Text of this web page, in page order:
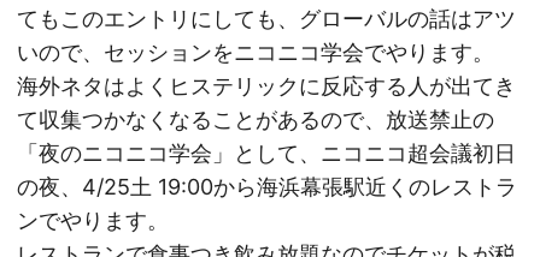
てもこのエントリにしても、グローバルの話はアツ
いので、セッションをニコニコ学会でやります。
海外ネタはよくヒステリックに反応する人が出てき
て収集つかなくなることがあるので、放送禁止の
「夜のニコニコ学会」として、ニコニコ超会議初日
の夜、4/25土 19:00から海浜幕張駅近くのレストラ
ンでやります。